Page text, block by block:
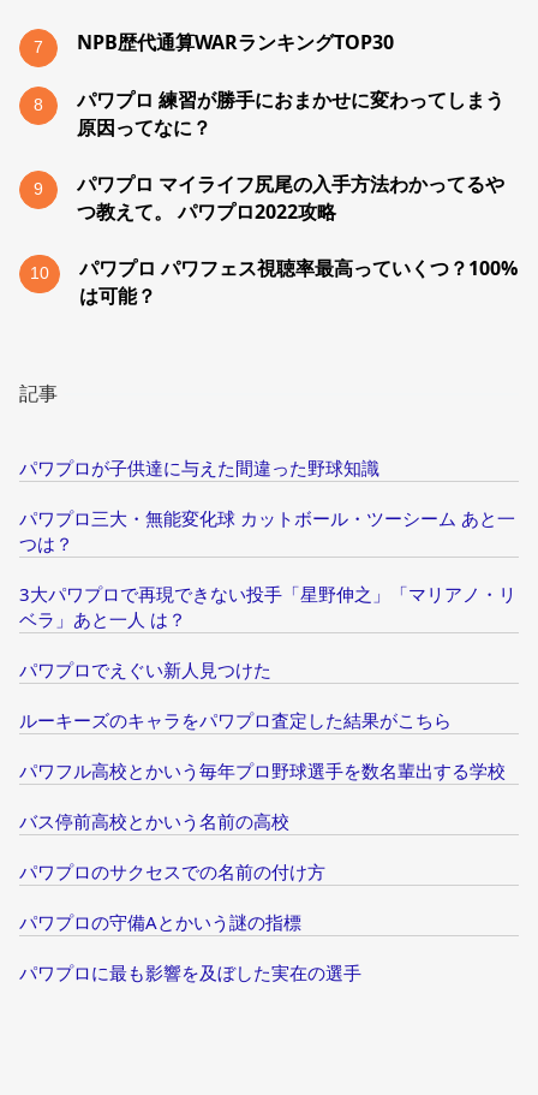
7 NPB歴代通算WARランキングTOP30
8
パワプロ 練習が勝手におまかせに変わってしまう
原因ってなに？
9
パワプロ マイライフ尻尾の入手方法わかってるや
つ教えて。 パワプロ2022攻略
10
パワプロ パワフェス視聴率最高っていくつ？100%
は可能？
記事
パワプロが子供達に与えた間違った野球知識
パワプロ三大・無能変化球 カットボール・ツーシーム あと一
つは？
3大パワプロで再現できない投手「星野伸之」「マリアノ・リ
ベラ」あと一人 は？
パワプロでえぐい新人見つけた
ルーキーズのキャラをパワプロ査定した結果がこちら
パワフル高校とかいう毎年プロ野球選手を数名輩出する学校
バス停前高校とかいう名前の高校
パワプロのサクセスでの名前の付け方
パワプロの守備Aとかいう謎の指標
パワプロに最も影響を及ぼした実在の選手